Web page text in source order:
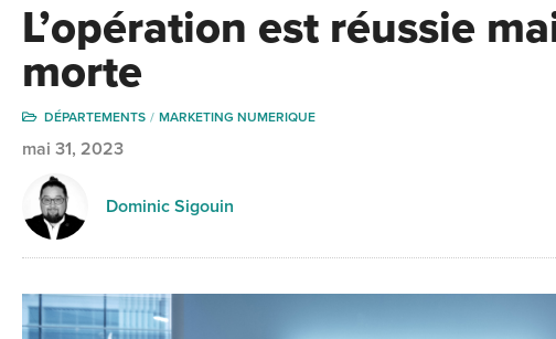
L’opération est réussie
morte
DÉPARTEMENTS MARKETING NUMERIQUE
mai 31, 2023
Dominic Sigouin